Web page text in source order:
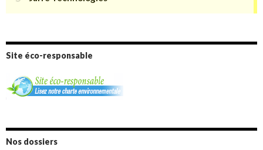
Site éco-responsable
Nos dossiers